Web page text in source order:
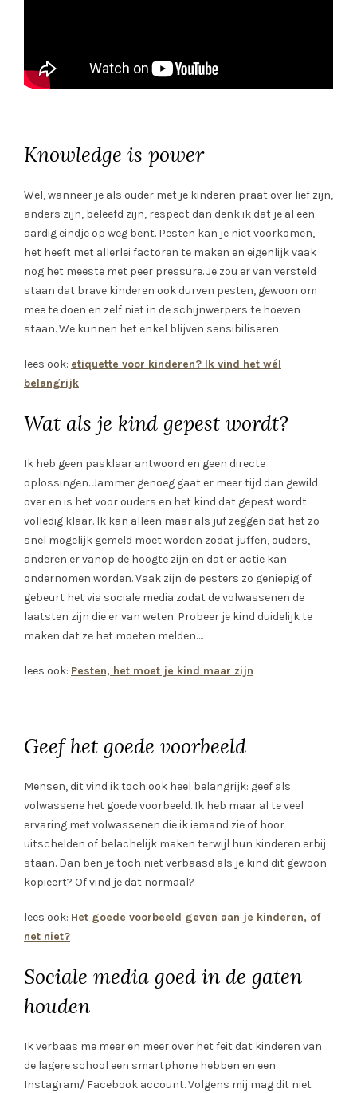
Knowledge is power
Wel, wanneer je als ouder met je kinderen praat over lief zijn,
anders zijn, beleefd zijn, respect dan denk ik dat je al een
aardig eindje op weg bent. Pesten kan je niet voorkomen,
het heeft met allerlei factoren te maken en eigenlijk vaak
nog het meeste met peer pressure. Je zou er van versteld
staan dat brave kinderen ook durven pesten, gewoon om
mee te doen en zelf niet in de schijnwerpers te hoeven
staan. We kunnen het enkel blijven sensibiliseren.
lees ook: etiquette voor kinderen? Ik vind het wél
belangrijk
Wat als je kind gepest wordt?
Ik heb geen pasklaar antwoord en geen directe
oplossingen. Jammer genoeg gaat er meer tijd dan gewild
over en is het voor ouders en het kind dat gepest wordt
volledig klaar. Ik kan alleen maar als juf zeggen dat het zo
snel mogelijk gemeld moet worden zodat juffen, ouders,
anderen er vanop de hoogte zijn en dat er actie kan
ondernomen worden. Vaak zijn de pesters zo geniepig of
gebeurt het via sociale media zodat de volwassenen de
laatsten zijn die er van weten. Probeer je kind duidelijk te
maken dat ze het moeten melden….
lees ook: Pesten, het moet je kind maar zijn
Geef het goede voorbeeld
Mensen, dit vind ik toch ook heel belangrijk: geef als
volwassene het goede voorbeeld. Ik heb maar al te veel
ervaring met volwassenen die ik iemand zie of hoor
uitschelden of belachelijk maken terwijl hun kinderen erbij
staan. Dan ben je toch niet verbaasd als je kind dit gewoon
kopieert? Of vind je dat normaal?
lees ook: Het goede voorbeeld geven aan je kinderen, of
net niet?
Sociale media goed in de gaten
houden
Ik verbaas me meer en meer over het feit dat kinderen van
de lagere school een smartphone hebben en een
Instagram/ Facebook account. Volgens mij mag dit niet